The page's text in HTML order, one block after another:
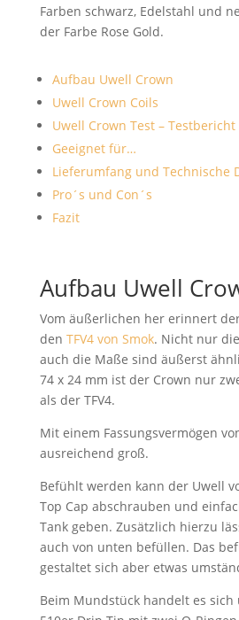
Farben schwarz, Edelstahl und
der Farbe Rose Gold.
Aufbau Uwell Crown
Uwell Crown Coils
Uwell Crown Test – Testbericht
Geeignet für…
Lieferumfang und Technische
Pro´s und Con´s
Fazit
Aufbau Uwell
Vom äußerlichen her erinnert
den TFV4 von Smok. Nicht nur
auch die Maße sind äußerst
74 x 24 mm ist der Crown nur
als der TFV4.
Mit einem Fassungsvermögen
ausreichend groß.
Befühlt werden kann der Uwell
Top Cap abschrauben und
Tank geben. Zusätzlich hierzu
auch von unten befüllen. Das
gestaltet sich aber etwas
Beim Mundstück handelt es